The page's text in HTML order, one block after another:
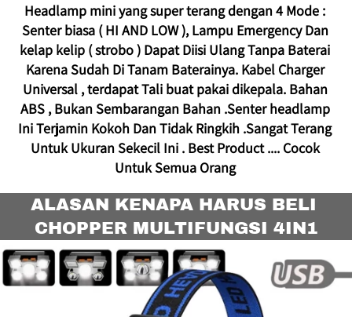
Headlamp mini yang super terang dengan 4 Mode :
Senter biasa ( HI AND LOW ), Lampu Emergency Dan
kelap kelip ( strobo ) Dapat Diisi Ulang Tanpa Baterai
Karena Sudah Di Tanam Baterainya. Kabel Charger
Universal , terdapat Tali buat pakai dikepala. Bahan
ABS , Bukan Sembarangan Bahan .Senter headlamp
Ini Terjamin Kokoh Dan Tidak Ringkih .Sangat Terang
Untuk Ukuran Sekecil Ini . Best Product .... Cocok
Untuk Semua Orang
ALASAN KENAPA HARUS BELI
CHOPPER MULTIFUNGSI 4IN1